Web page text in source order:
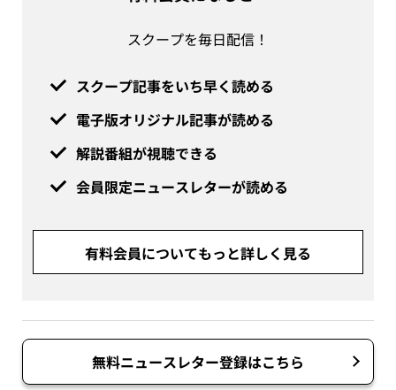
スクープを毎日配信！
スクープ記事をいち早く読める
電子版オリジナル記事が読める
解説番組が視聴できる
会員限定ニュースレターが読める
有料会員についてもっと詳しく見る
無料ニュースレター登録はこちら